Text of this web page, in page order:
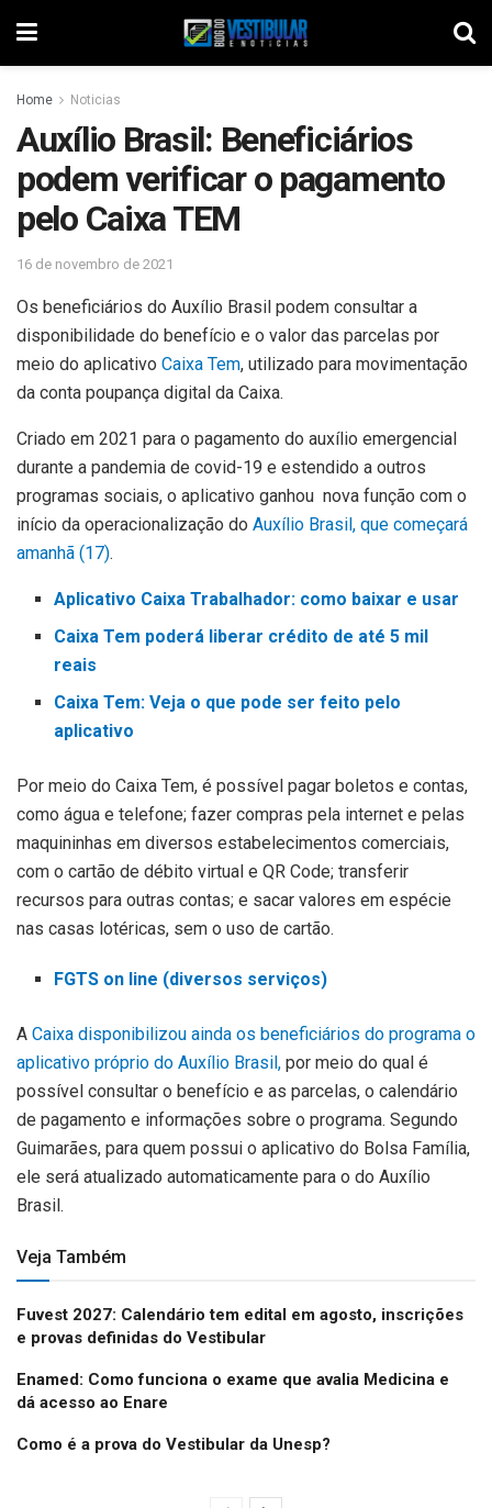
Home Noticias
Auxílio Brasil: Beneficiários
podem verificar o pagamento
pelo Caixa TEM
16 de novembro de 2021
Os beneficiários do Auxílio Brasil podem consultar a
disponibilidade do benefício e o valor das parcelas por
meio do aplicativo Caixa Tem, utilizado para movimentação
da conta poupança digital da Caixa.
Criado em 2021 para o pagamento do auxílio emergencial
durante a pandemia de covid-19 e estendido a outros
programas sociais, o aplicativo ganhou nova função com o
início da operacionalização do Auxílio Brasil, que começará
amanhã (17).
Aplicativo Caixa Trabalhador: como baixar e usar
Caixa Tem poderá liberar crédito de até 5 mil
reais
Caixa Tem: Veja o que pode ser feito pelo
aplicativo
Por meio do Caixa Tem, é possível pagar boletos e contas,
como água e telefone; fazer compras pela internet e pelas
maquininhas em diversos estabelecimentos comerciais,
com o cartão de débito virtual e QR Code; transferir
recursos para outras contas; e sacar valores em espécie
nas casas lotéricas, sem o uso de cartão.
FGTS on line (diversos serviços)
A Caixa disponibilizou ainda os beneficiários do programa o
aplicativo próprio do Auxílio Brasil, por meio do qual é
possível consultar o benefício e as parcelas, o calendário
de pagamento e informações sobre o programa. Segundo
Guimarães, para quem possui o aplicativo do Bolsa Família,
ele será atualizado automaticamente para o do Auxílio
Brasil.
Veja Também
Fuvest 2027: Calendário tem edital em agosto, inscrições
e provas definidas do Vestibular
Enamed: Como funciona o exame que avalia Medicina e
dá acesso ao Enare
Como é a prova do Vestibular da Unesp?